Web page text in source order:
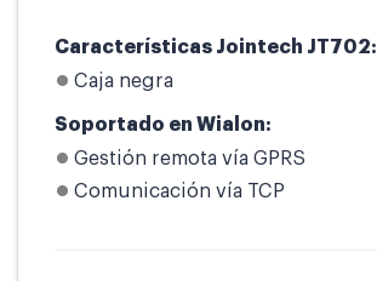
Características Jointech JT702:
Caja negra
Soportado en Wialon:
Gestión remota vía GPRS
Comunicación vía TCP